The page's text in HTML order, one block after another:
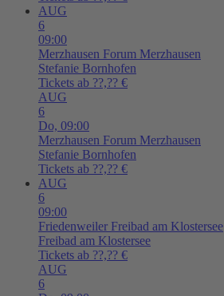
AUG
6
09:00
Merzhausen Forum Merzhausen
Stefanie Bornhofen
Tickets ab ??,?? €
AUG
6
Do, 09:00
Merzhausen Forum Merzhausen
Stefanie Bornhofen
Tickets ab ??,?? €
AUG
6
09:00
Friedenweiler Freibad am Klostersee
Freibad am Klostersee
Tickets ab ??,?? €
AUG
6